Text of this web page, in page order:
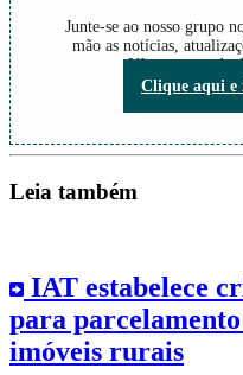
Junte-se ao nosso grupo
mão as notícias,
Não perca nada
Clique aqui e
Leia também
IAT estabelece
para
imóveis rurais